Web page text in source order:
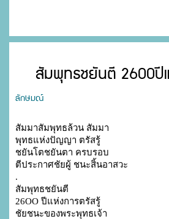
สัมพุทธชยันตี 2600ปี
ลักษมณ์
สัมมาสัมพุทธล้วน สัมมา
พุทธแห่งปัญญา ตรัสรู้
ชยันโตชยันตา ครบรอบ
ตีประกาศชัยผู้ ชนะสิ้นอาสวะ
.
สัมพุทธชยันตี
26OO ปีแห่งการตรัสรู้
ชัยชนะของพระพุทธเจ้า